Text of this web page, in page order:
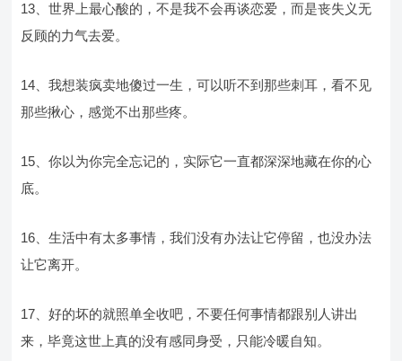
13、世界上最心酸的，不是我不会再谈恋爱，而是丧失义无
反顾的力气去爱。
14、我想装疯卖地傻过一生，可以听不到那些刺耳，看不见
那些揪心，感觉不出那些疼。
15、你以为你完全忘记的，实际它一直都深深地藏在你的心
底。
16、生活中有太多事情，我们没有办法让它停留，也没办法
让它离开。
17、好的坏的就照单全收吧，不要任何事情都跟别人讲出
来，毕竟这世上真的没有感同身受，只能冷暖自知。